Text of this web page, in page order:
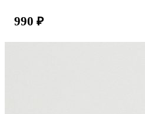
990 ₽